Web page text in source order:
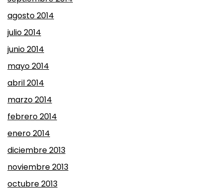
agosto 2014
julio 2014
junio 2014
mayo 2014
abril 2014
marzo 2014
febrero 2014
enero 2014
diciembre 2013
noviembre 2013
octubre 2013